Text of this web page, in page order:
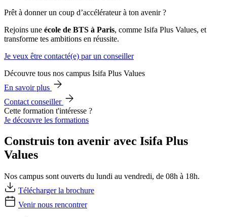
Prêt à donner un coup d’accélérateur à ton avenir ?
Rejoins une école de BTS à Paris, comme Isifa Plus Values, et
transforme tes ambitions en réussite.
Je veux être contacté(e) par un conseiller
Découvre tous nos campus Isifa Plus Values
En savoir plus
Contact conseiller
Cette formation t'intéresse ?
Je découvre les formations
Construis ton avenir avec Isifa Plus
Values
Nos campus sont ouverts du lundi au vendredi, de 08h à 18h.
Télécharger la brochure
Venir nous rencontrer